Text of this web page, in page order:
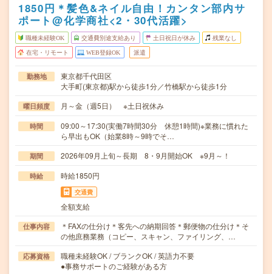
1850円＊髪色&ネイル自由！カンタン部内サ
ポート@化学商社<2・30代活躍>
職種未経験OK 交通費別途支給あり 土日祝日が休み 残業なし
在宅・リモート WEB登録OK 派遣
勤務地
東京都千代田区
大手町(東京都)駅から徒歩1分／竹橋駅から徒歩1分
曜日頻度 月～金（週5日） ※土日祝休み
時間
09:00～17:30(実働7時間30分 休憩1時間)※業務に慣れた
ら早出もOK（始業8時～9時でそ…
期間 2026年09月上旬～長期 8・9月開始OK ※9月～！
時給 時給1850円
交通費
全額支給
仕事内容
＊FAXの仕分け＊客先への納期回答＊郵便物の仕分け＊そ
の他庶務業務（コピー、スキャン、ファイリング、…
応募資格
職種未経験OK / ブランクOK / 英語力不要
●事務サポートのご経験がある方